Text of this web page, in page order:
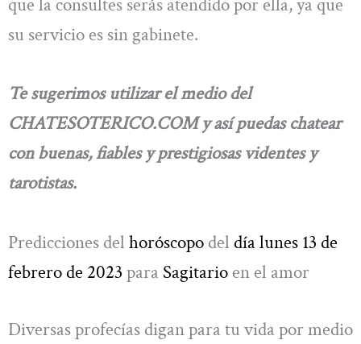
su servicio es sin gabinete.
Te sugerimos utilizar el medio del
CHATESOTERICO.COM y así puedas chatear
con buenas, fiables y prestigiosas videntes y
tarotistas.
Predicciones del horóscopo del día lunes 13 de
febrero de 2023 para Sagitario en el amor
Diversas profecías digan para tu vida por medio